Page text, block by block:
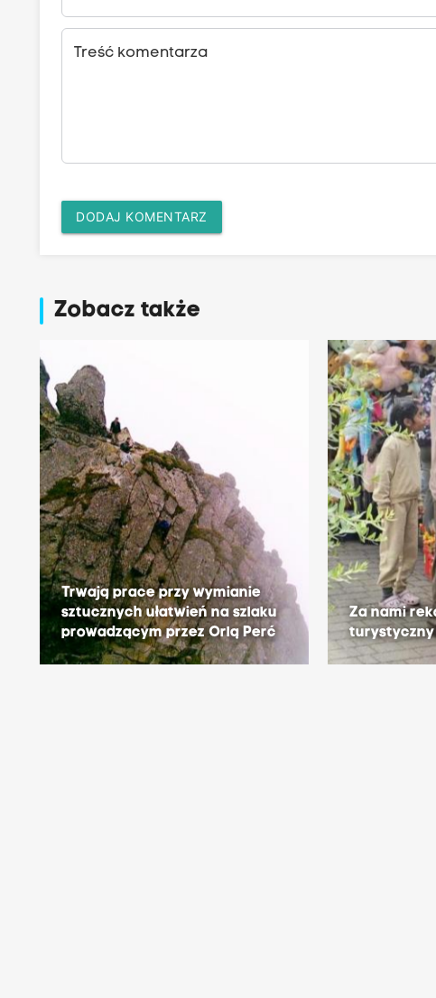
Treść komentarza
DODAJ KOMENTARZ
Zobacz także
Trwają prace przy wymianie
sztucznych ułatwień na szlaku
prowadzącym przez Orlą Perć
Za nami